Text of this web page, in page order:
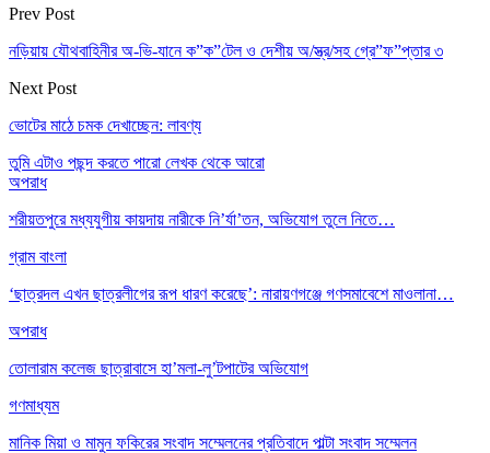
Prev Post
নড়িয়ায় যৌথবাহিনীর অ-ভি-যানে ক”ক”টেল ও দেশীয় অ/স্ত্র/সহ গ্রে”ফ”প্তার ৩
Next Post
ভোটের মাঠে চমক দেখাচ্ছেন: লাবণ্য
তুমি এটাও পছন্দ করতে পারো লেখক থেকে আরো
অপরাধ
শরীয়তপুরে মধ্যযুগীয় কায়দায় নারীকে নি’র্যা’তন, অভিযোগ তুলে নিতে…
গ্রাম বাংলা
‘ছাত্রদল এখন ছাত্রলীগের রূপ ধারণ করেছে’: নারায়ণগঞ্জে গণসমাবেশে মাওলানা…
অপরাধ
তোলারাম কলেজ ছাত্রাবাসে হা’মলা-লু’টপাটের অভিযোগ
গণমাধ্যম
মানিক মিয়া ও মামুন ফকিরের সংবাদ সম্মেলনের প্রতিবাদে পাল্টা সংবাদ সম্মেলন